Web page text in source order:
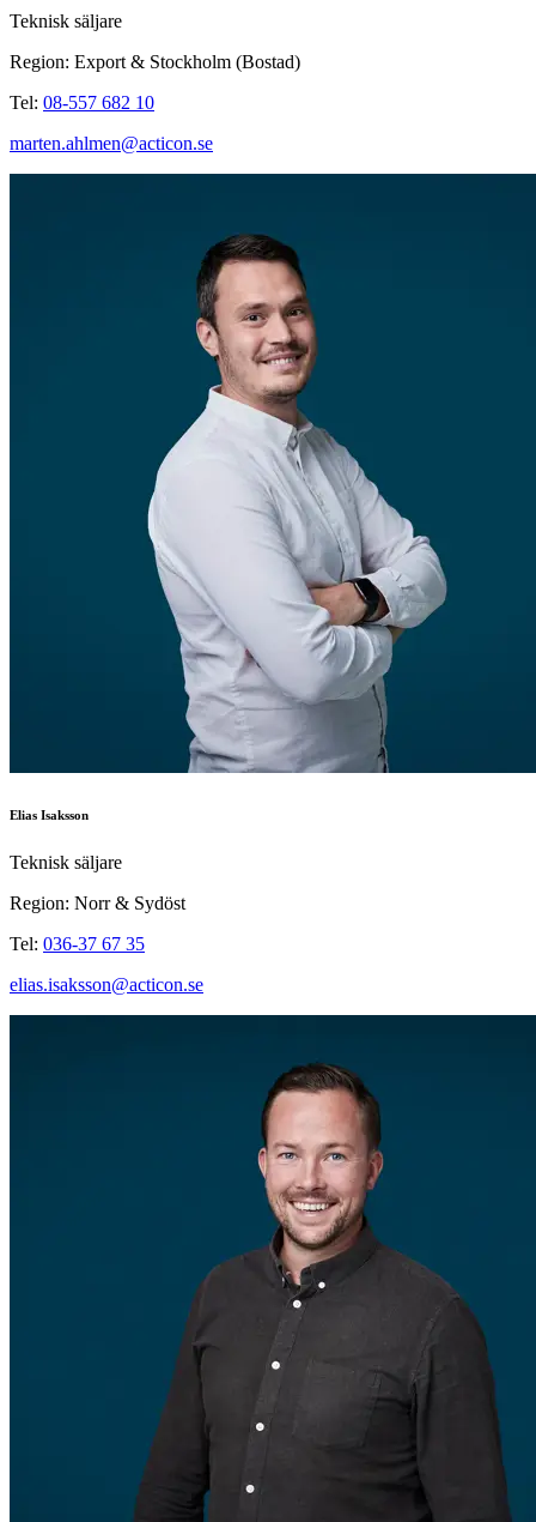
Teknisk säljare
Region: Export & Stockholm (Bostad)
Tel: 08-557 682 10
marten.ahlmen@acticon.se
Elias Isaksson
Teknisk säljare
Region: Norr & Sydöst
Tel: 036-37 67 35
elias.isaksson@acticon.se